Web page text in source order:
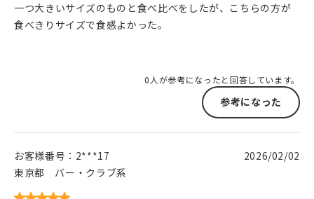
一つ大きいサイズのものと食べ比べをしたが、こちらの方が
食べきりサイズで食感よかった。
0人が参考になったと回答しています。
参考になった
お客様番号： 2***17
東京都
バー・クラブ系
2026/02/02